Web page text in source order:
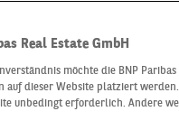
Real Estate GmbH
möchte die BNP
auf dieser Website platziert
unbedingt erforderlich. Andere